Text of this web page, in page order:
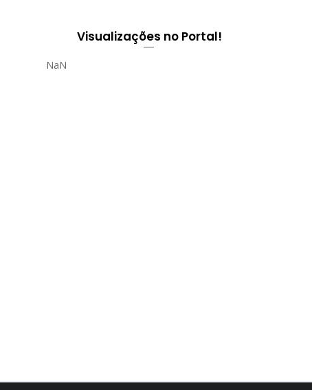
Visualizações no Portal!
NaN